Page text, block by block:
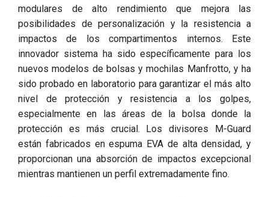
modulares de alto rendimiento que mejora las
posibilidades de personalización y la resistencia a
impactos de los compartimentos internos. Este
innovador sistema ha sido específicamente para los
nuevos modelos de bolsas y mochilas Manfrotto, y ha
sido probado en laboratorio para garantizar el más alto
nivel de protección y resistencia a los golpes,
especialmente en las áreas de la bolsa donde la
protección es más crucial. Los divisores M-Guard
están fabricados en espuma EVA de alta densidad, y
proporcionan una absorción de impactos excepcional
mientras mantienen un perfil extremadamente fino.